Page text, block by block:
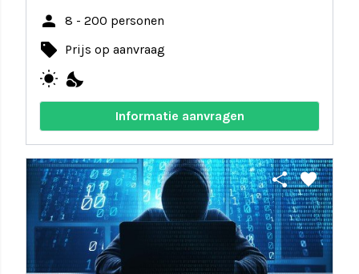
person 8 - 200 personen
local_offer Prijs op aanvraag
wb_sunny nights_stay
Informatie aanvragen
share favorite